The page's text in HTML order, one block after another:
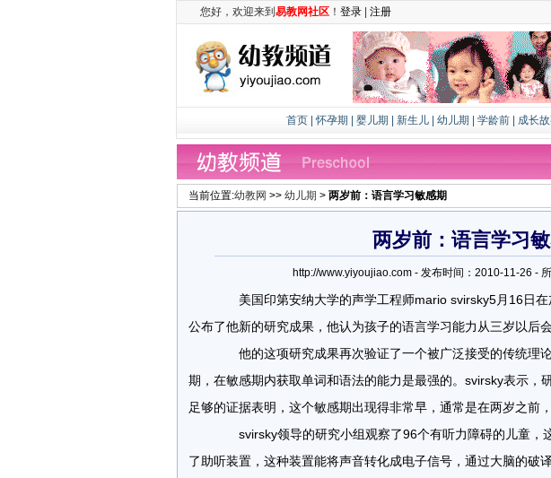
您好，欢迎来到 易教网社区 ！ 登录 注册
首页 |怀孕期 婴儿期 新生儿 幼儿期 学龄前 成长
当前位置:幼教网 >> 幼儿期 > 两岁前：语言学习敏感期
两岁前：语言学习
http://www.yiyoujiao.com - 发布时间：2010-11-26 -
美国印第安纳大学的声学工程师mario svirsky5月16日在
公布了他新的研究成果，他认为孩子的语言学习能力从三岁以后会
他的这项研究成果再次验证了一个被广泛接受的传统理
期，在敏感期内获取单词和语法的能力是最强的。svirsky表示，
足够的证据表明，这个敏感期出现得非常早，通常是在两岁之前
svirsky领导的研究小组观察了96个有听力障碍的儿童，
了助听装置，这种装置能将声音转化成电子信号，通过大脑的破